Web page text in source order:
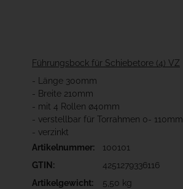
Führungsbock für Schiebetore (4) VZ
- Länge 300mm
- Breite 210mm
- mit 4 Rollen ø40mm
- verstellbar für Torrahmen 0- 110mm
- verzinkt
Artikelnummer:
100101
GTIN:
4251279336116
Artikelgewicht:
5,50 kg